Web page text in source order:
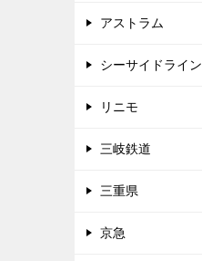
アストラム
シーサイドライン
リニモ
三岐鉄道
三重県
京急